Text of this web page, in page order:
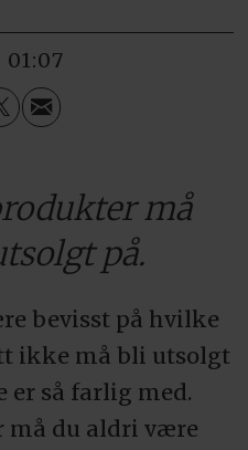
01:07
må
på.
bevisst på hvilke
ikke må bli utsolgt
er så farlig med.
må du aldri være